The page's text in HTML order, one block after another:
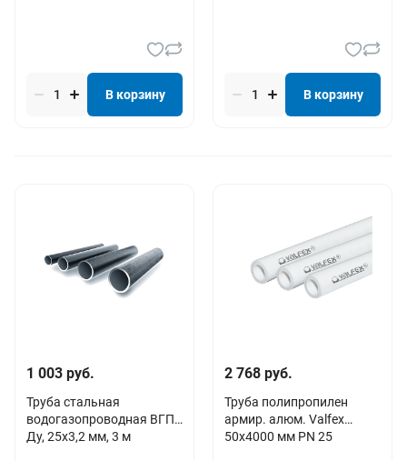
В корзину В корзину
1 003 руб.
Труба стальная
водогазопроводная ВГП
Дy, 25х3,2 мм, 3 м
2 768 руб.
Труба полипропилен
армир. алюм. Valfex
50х4000 мм PN 25